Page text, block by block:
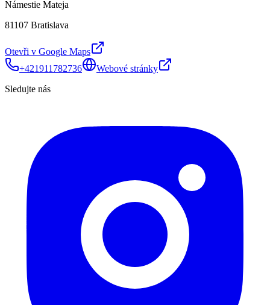
Námestie Mateja
81107 Bratislava
Otevři v Google Maps
+421911782736
Webové stránky
Sledujte nás